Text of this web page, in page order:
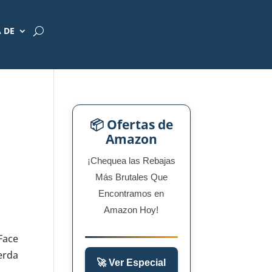
DE
📦 Ofertas de
Amazon
¡Chequea las Rebajas
Más Brutales Que
Encontramos en
Amazon Hoy!
🚀 Ver Especial